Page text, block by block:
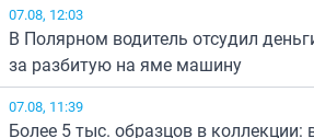
07.08, 12:03
В Полярном водитель отсудил
за разбитую на яме машину
07.08, 11:39
Более 5 тыс. образцов в